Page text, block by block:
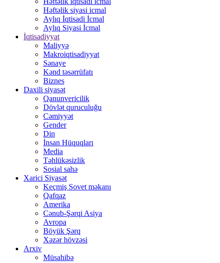
Həftəlik siyasi icmal
Aylıq İqtisadi İcmal
Aylıq Siyasi İcmal
İqtisadiyyat
Maliyyə
Makroiqtisadiyyat
Sənaye
Kənd təsərrüfatı
Biznes
Daxili siyasət
Qanunvericilik
Dövlət quruculuğu
Cəmiyyət
Gender
Din
İnsan Hüquqları
Media
Təhlükəsizlik
Sosial sahə
Xarici Siyasət
Keçmiş Sovet məkanı
Qafqaz
Amerika
Cənub-Şərqi Asiya
Avropa
Böyük Şərq
Xəzər hövzəsi
Arxiv
Müsahibə